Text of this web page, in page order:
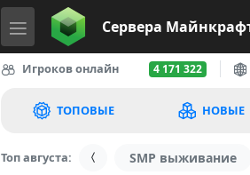
Сервера
Игроков онлайн 4 171 322
ТОПОВЫЕ НОВЫЕ
Топ августа: SMP выживание